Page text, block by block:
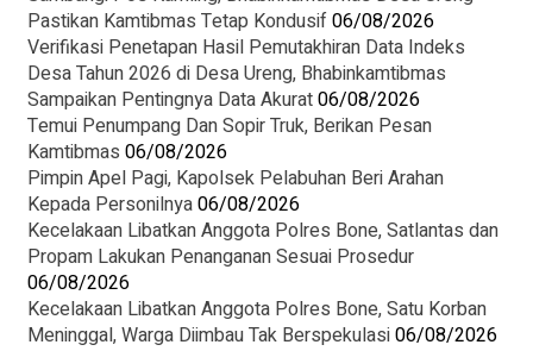
Pastikan Kamtibmas Tetap Kondusif06/08/2026
Verifikasi Penetapan Hasil Pemutakhiran Data Indeks
Desa Tahun 2026 di Desa Ureng, Bhabinkamtibmas
Sampaikan Pentingnya Data Akurat06/08/2026
Temui Penumpang Dan Sopir Truk, Berikan Pesan
Kamtibmas 06/08/2026
Pimpin Apel Pagi, Kapolsek Pelabuhan Beri Arahan
Kepada Personilnya06/08/2026
Kecelakaan Libatkan Anggota Polres Bone, Satlantas dan
Propam Lakukan Penanganan Sesuai Prosedur
06/08/2026
Kecelakaan Libatkan Anggota Polres Bone, Satu Korban
Meninggal, Warga Diimbau Tak Berspekulasi06/08/2026